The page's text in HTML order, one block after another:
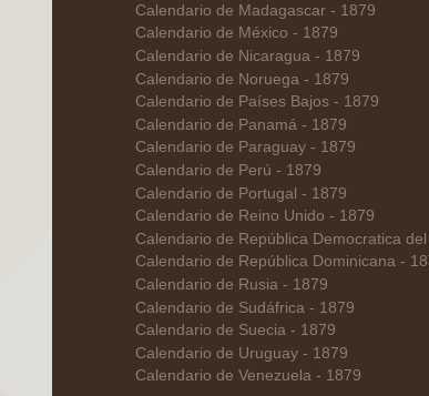
Calendario de Madagascar - 1879
Calendario de México - 1879
Calendario de Nicaragua - 1879
Calendario de Noruega - 1879
Calendario de Países Bajos - 1879
Calendario de Panamá - 1879
Calendario de Paraguay - 1879
Calendario de Perú - 1879
Calendario de Portugal - 1879
Calendario de Reino Unido - 1879
Calendario de República Democratica
Calendario de República Dominicana -
Calendario de Rusia - 1879
Calendario de Sudáfrica - 1879
Calendario de Suecia - 1879
Calendario de Uruguay - 1879
Calendario de Venezuela - 1879